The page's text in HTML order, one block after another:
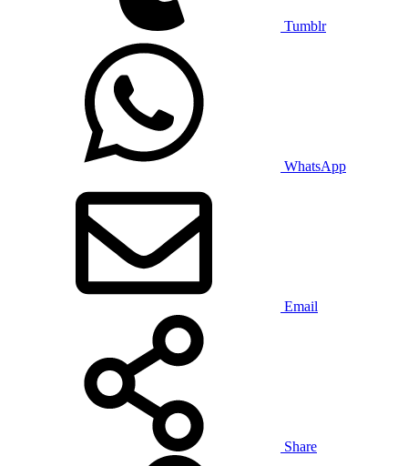
Tumblr
WhatsApp
Email
Share